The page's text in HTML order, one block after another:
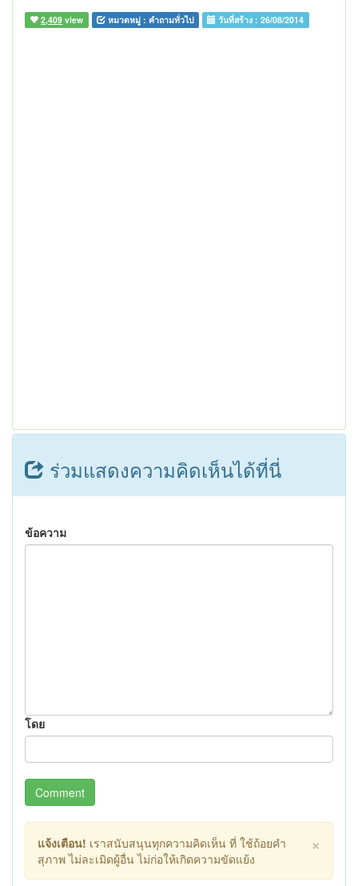
2,409 view หมวดหมู่ : คำถามทั่วไป วันที่สร้าง :26/08/2014
ร่วมแสดงความคิดเห็นได้ที่นี่
ข้อความ
โดย
Comment
×
แจ้งเตือน! เราสนับสนุนทุกความคิดเห็น ที่ ใช้ถ้อยคำ
สุภาพ ไม่ละเมิดผู้อื่น ไม่ก่อให้เกิดความขัดแย้ง